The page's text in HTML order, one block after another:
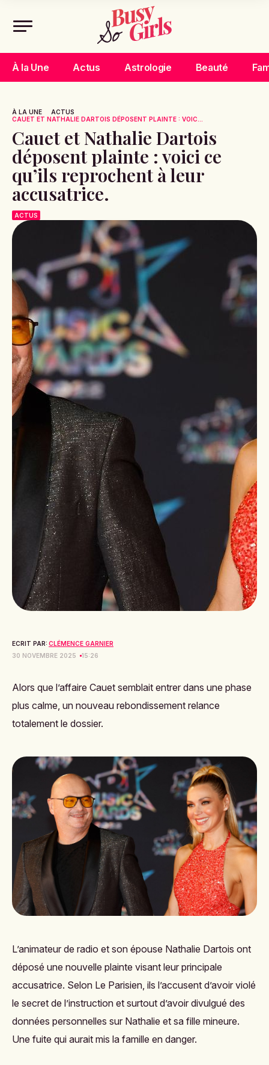
À la Une Actus Astrologie Beauté
À LA UNE
ACTUS
CAUET ET NATHALIE DARTOIS DÉPOSENT PLAINTE : VOIC...
Cauet et Nathalie Dartois
déposent plainte : voici ce
qu’ils reprochent à leur
accusatrice.
ACTUS
ECRIT PAR: CLÉMENCE GARNIER
30 NOVEMBRE 2025
15:26
Alors que l’affaire Cauet semblait entrer dans une phase
plus calme, un nouveau rebondissement relance
totalement le dossier.
L’animateur de radio et son épouse Nathalie Dartois ont
déposé une nouvelle plainte visant leur principale
accusatrice. Selon Le Parisien, ils l’accusent d’avoir violé
le secret de l’instruction et surtout d’avoir divulgué des
données personnelles sur Nathalie et sa fille mineure.
Une fuite qui aurait mis la famille en danger.